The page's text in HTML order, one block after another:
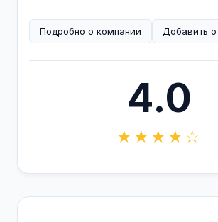
Подробно о компании Добавить
4.0
★★★★☆